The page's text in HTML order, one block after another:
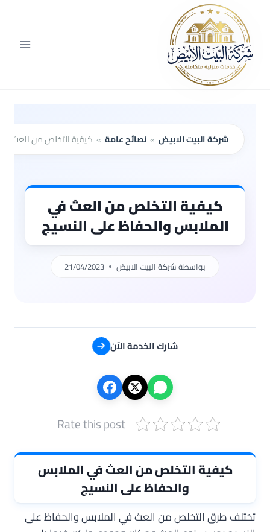
المحتوى
شركة البيت الابيض » نصائح عامة » كيفية التخلص من العث
كيفية التخلص من العث في
الملابس والحفاظ على النسيج
بواسطةشركة البيت الابيض 21/04/2023
شارك الخدمة الآن
Rate this post
كيفية التخلص من العث في الملابس
والحفاظ على النسيج
تختلف طرق التخلص من العث في الملابس والحفاظ على